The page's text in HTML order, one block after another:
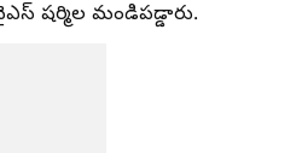
షర్మిల మండిపడ్డారు.